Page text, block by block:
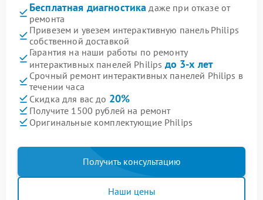
Бесплатная диагностика даже при отказе от
ремонта
Привезем и увезем интерактивную панель Philips
собственной доставкой
Гарантия на наши работы по ремонту
интерактивных панелей Philips до 3-х лет
Срочный ремонт интерактивных панелей Philips в
течении часа
Скидка для вас до 20%
Получите 1500 рублей на ремонт
Оригинальные комплектующие Philips
Получить консультацию
Наши цены